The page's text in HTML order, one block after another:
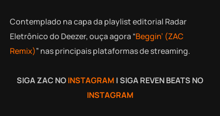
Contemplado na capa da playlist editorial Radar
Eletrônico do Deezer, ouça agora “Beggin’ (ZAC
Remix)” nas principais plataformas de streaming.
SIGA ZAC NOINSTAGRAM | SIGA REVEN BEATS NO
INSTAGRAM